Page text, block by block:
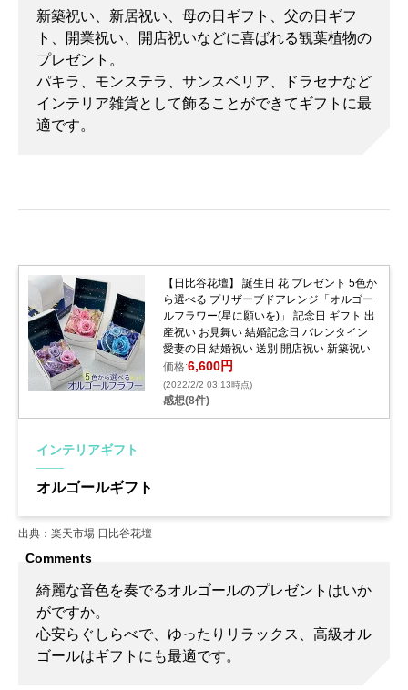
新築祝い、新居祝い、母の日ギフト、父の日ギフ
ト、開業祝い、開店祝いなどに喜ばれる観葉植物の
プレゼント。
パキラ、モンステラ、サンスベリア、ドラセナなど
インテリア雑貨として飾ることができてギフトに最
適です。
【日比谷花壇】 誕生日 花 プレゼント 5色か
ら選べる プリザーブドアレンジ「オルゴー
ルフラワー(星に願いを)」 記念日 ギフト 出
産祝い お見舞い 結婚記念日 バレンタイン
愛妻の日 結婚祝い 送別 開店祝い 新築祝い
価格:6,600円
(2022/2/2 03:13時点)
感想(8件)
インテリアギフト
オルゴールギフト
出典：楽天市場 日比谷花壇
綺麗な音色を奏でるオルゴールのプレゼントはいか
がですか。
心安らぐしらべで、ゆったりリラックス、高級オル
ゴールはギフトにも最適です。